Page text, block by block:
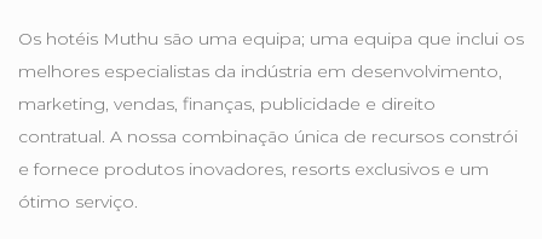
Os hotéis Muthu são uma equipa; uma equipa que inclui os
melhores especialistas da indústria em desenvolvimento,
marketing, vendas, finanças, publicidade e direito
contratual. A nossa combinação única de recursos constrói
e fornece produtos inovadores, resorts exclusivos e um
ótimo serviço.